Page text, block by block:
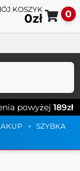
0
powyżej 189zł
SZYBKA
do
do
0zł